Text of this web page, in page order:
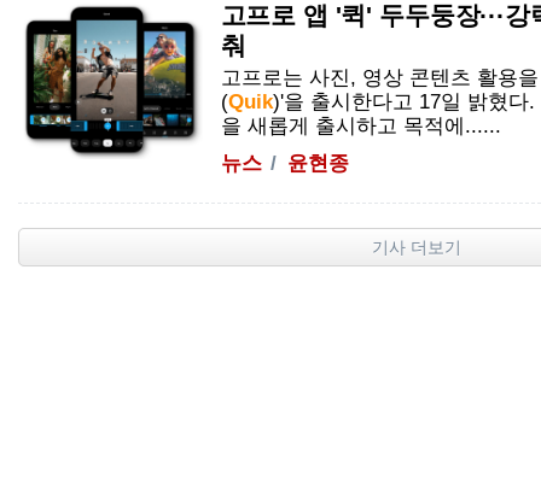
고프로 앱 '퀵' 두두둥장···
춰
고프로는 사진, 영상 콘텐츠 활용
(Quik)'을 출시한다고 17일 밝혔다
을 새롭게 출시하고 목적에......
뉴스
윤현종
기사 더보기